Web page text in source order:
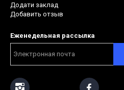
Додати заклад
Добавить отзыв
Еженедельная рассылка